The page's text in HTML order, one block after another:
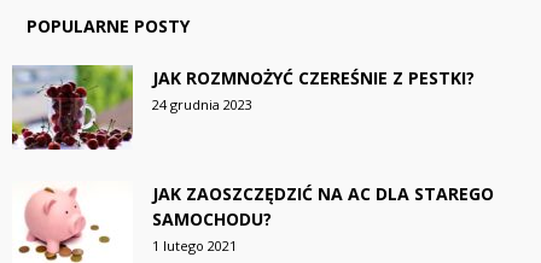
POPULARNE POSTY
JAK ROZMNOŻYĆ CZEREŚNIE Z PESTKI?
24 grudnia 2023
JAK ZAOSZCZĘDZIĆ NA AC DLA STAREGO
SAMOCHODU?
1 lutego 2021